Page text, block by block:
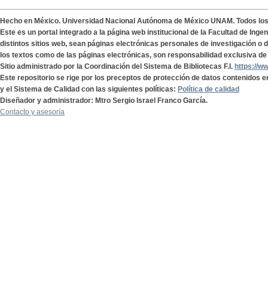
Hecho en México. Universidad Nacional Autónoma de México UNAM. Todos
Este es un portal integrado a la página web institucional de la Facultad de
distintos sitios web, sean páginas electrónicas personales de investigación o
los textos como de las páginas electrónicas, son responsabilidad exclusiva
Sitio administrado por la Coordinación del Sistema de Bibliotecas F.I. https://
Este repositorio se rige por los preceptos de protección de datos contenidos
y el Sistema de Calidad con las siguientes políticas: Política de calidad
Diseñador y administrador: Mtro Sergio Israel Franco García.
Contacto y asesoría